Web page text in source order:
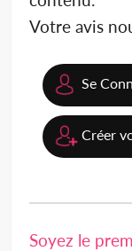
Votre avis
Se
Créer
Soyez le